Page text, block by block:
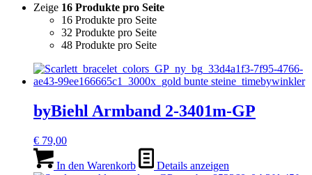
Zeige 16 Produkte pro Seite
16 Produkte pro Seite
32 Produkte pro Seite
48 Produkte pro Seite
byBiehl Armband 2-3401m-GP
€ 79,00
In den Warenkorb Details anzeigen